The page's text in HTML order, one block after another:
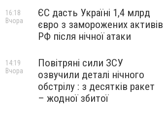
ЄС дасть Україні 1,4 млрд
євро з заморожених активів
РФ після нічної атаки
16:18
Вчора
Повітряні сили ЗСУ
озвучили деталі нічного
обстрілу : з десятків ракет
– жодної збитої
14:19
Вчора